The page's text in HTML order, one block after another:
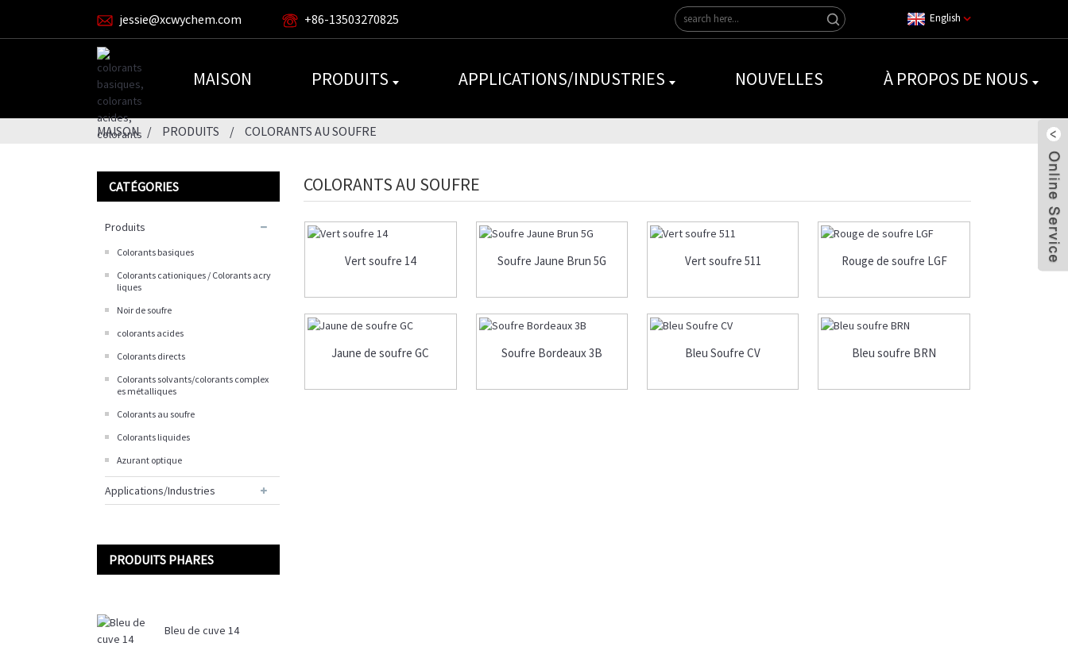
jessie@xcwychem.com +86-13503270825 English
MAISON PRODUITS APPLICATIONS/INDUSTRIES NOUVELLES À PROPOS DE NOUS
MAISON PRODUITS COLORANTS AU SOUFRE
CATÉGORIES
Produits
Colorants basiques
Colorants cationiques / Colorants acry
liques
Noir de soufre
colorants acides
Colorants directs
Colorants solvants/colorants complex
es métalliques
Colorants au soufre
Colorants liquides
Azurant optique
Applications/Industries
PRODUITS PHARES
Bleu de cuve 14
COLORANTS AU SOUFRE
Vert soufre 14 Soufre Jaune Brun 5G Vert soufre 511 Rouge de soufre LGF
Jaune de soufre GC Soufre Bordeaux 3B Bleu Soufre CV Bleu soufre BRN